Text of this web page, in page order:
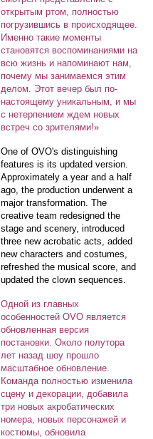
открытым ртом, полностью
погрузившись в происходящее.
Именно такие моменты
становятся воспоминаниями на
всю жизнь и напоминают нам,
почему мы занимаемся этим
делом. Этот вечер был по-
настоящему уникальным, и мы
с нетерпением ждем новых
встреч со зрителями!»
One of OVO's distinguishing
features is its updated version.
Approximately a year and a half
ago, the production underwent a
major transformation. The
creative team redesigned the
stage and scenery, introduced
three new acrobatic acts, added
new characters and costumes,
refreshed the musical score, and
updated the clown sequences.
Одной из главных
особенностей OVO является
обновленная версия
постановки. Около полутора
лет назад шоу прошло
масштабное обновление.
Команда полностью изменила
сцену и декорации, добавила
три новых акробатических
номера, новых персонажей и
костюмы, обновила